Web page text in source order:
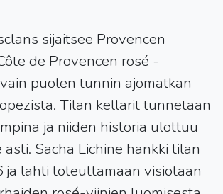
sijaitsee Provencen
de Provencen rosé -
puolen tunnin ajomatkan
Tilan kellarit tunnetaan
ja niiden historia ulottuu
Sacha Lichine hankki tilan
lähti toteuttamaan visiotaan